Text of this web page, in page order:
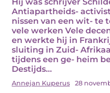
Antiapartheids-
nissen van een wit- te
vele werken Vele
en werkte hij in
sluiting in Zuid-
tijdens een ge- heim
Destijds…
Annejan Kuperus 28